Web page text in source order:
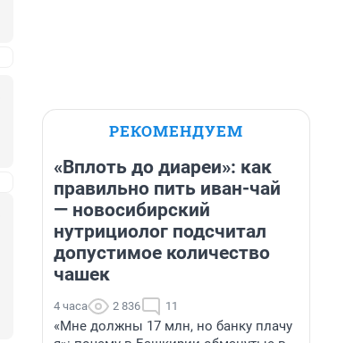
РЕКОМЕНДУЕМ
«Вплоть до диареи»: как
правильно пить иван-чай
— новосибирский
нутрициолог подсчитал
допустимое количество
чашек
4 часа 2 836 11
«Мне должны 17 млн, но банку плачу